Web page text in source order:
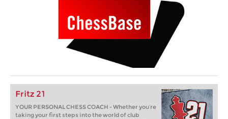
Fritz 21
YOUR PERSONAL CHESS COACH - Whether you’re
taking your first steps into the world of club